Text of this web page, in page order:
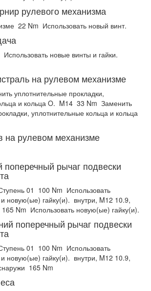
рулевого механизма
22 Nm Использовать новый винт.
Использовать новые винты и гайки.
на рулевом механизме
уплотнительные прокладки,
и кольца O. M14 33 Nm Заменить
уплотнительные кольца и кольца
на рулевом механизме
рычаг подвески
01 100 Nm Использовать
новую(ые) гайку(и). внутри, M12 10.9,
165 Nm Использовать новую(ые) гайку(и).
поперечный рычаг подвески
01 100 Nm Использовать
новую(ые) гайку(и). внутри, M12 10.9,
165 Nm